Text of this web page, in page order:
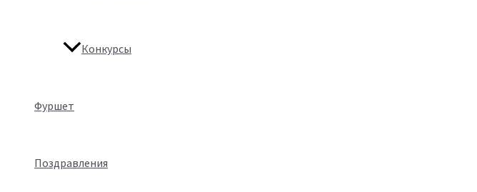
Конкурсы
Фуршет
Поздравления